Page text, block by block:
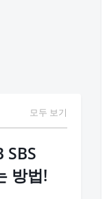
모두 보기
SBS
방법!